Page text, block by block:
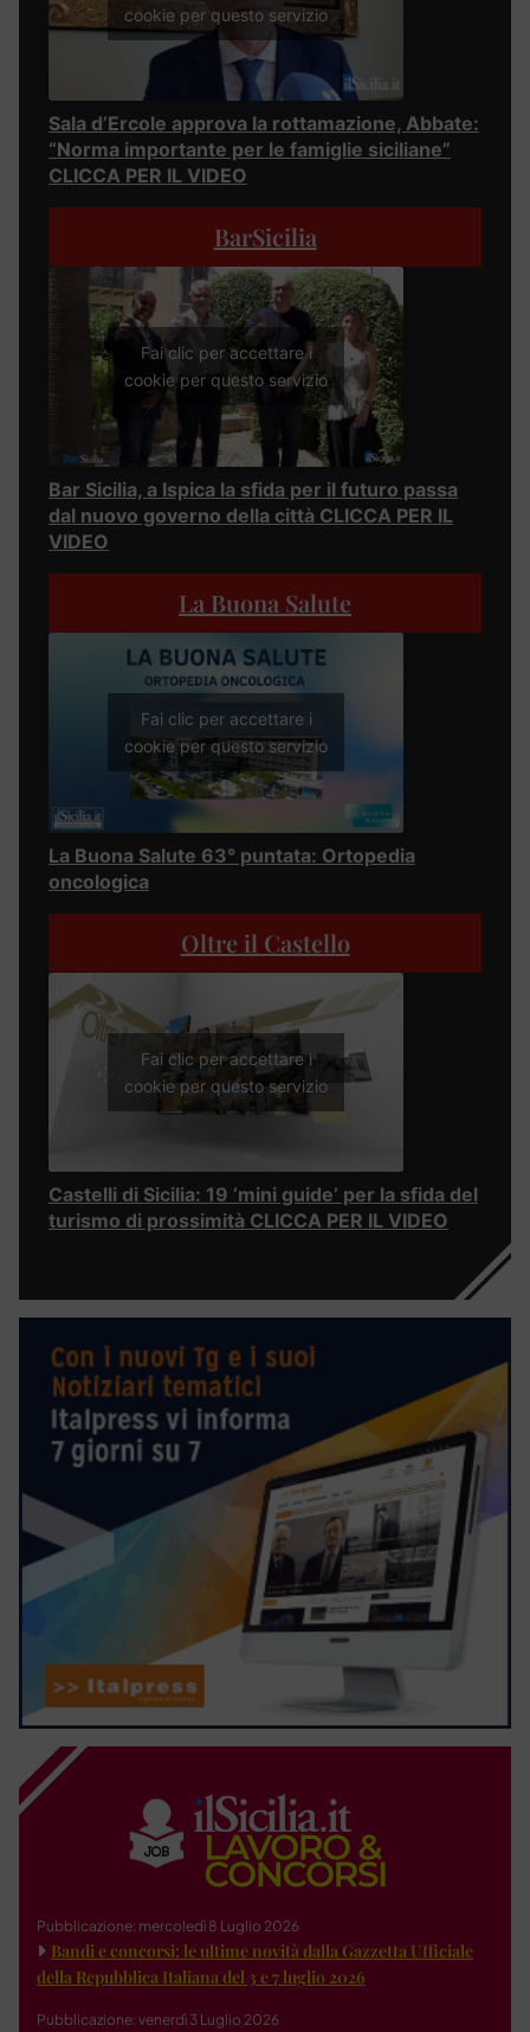
cookie per questo servizio
Sala d’Ercole approva la rottamazione, Abbate:
“Norma importante per le famiglie siciliane”
CLICCA PER IL VIDEO
BarSicilia
Fai clic per accettare i
cookie per questo servizio
Bar Sicilia, a Ispica la sfida per il futuro passa
dal nuovo governo della città CLICCA PER IL
VIDEO
La Buona Salute
Fai clic per accettare i
cookie per questo servizio
La Buona Salute 63° puntata: Ortopedia
oncologica
Oltre il Castello
Fai clic per accettare i
cookie per questo servizio
Castelli di Sicilia: 19 ‘mini guide’ per la sfida del
turismo di prossimità CLICCA PER IL VIDEO
Pubblicazione: mercoledì 8 Luglio 2026
Bandi e concorsi: le ultime novità dalla Gazzetta Ufficiale
della Repubblica Italiana del 3 e 7 luglio 2026
Pubblicazione: venerdì 3 Luglio 2026